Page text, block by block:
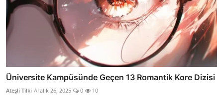
Üniversite Kampüsünde Geçen 13 Romantik Kore Dizisi
Ateşli Tilki Aralık 26, 2025 0 10